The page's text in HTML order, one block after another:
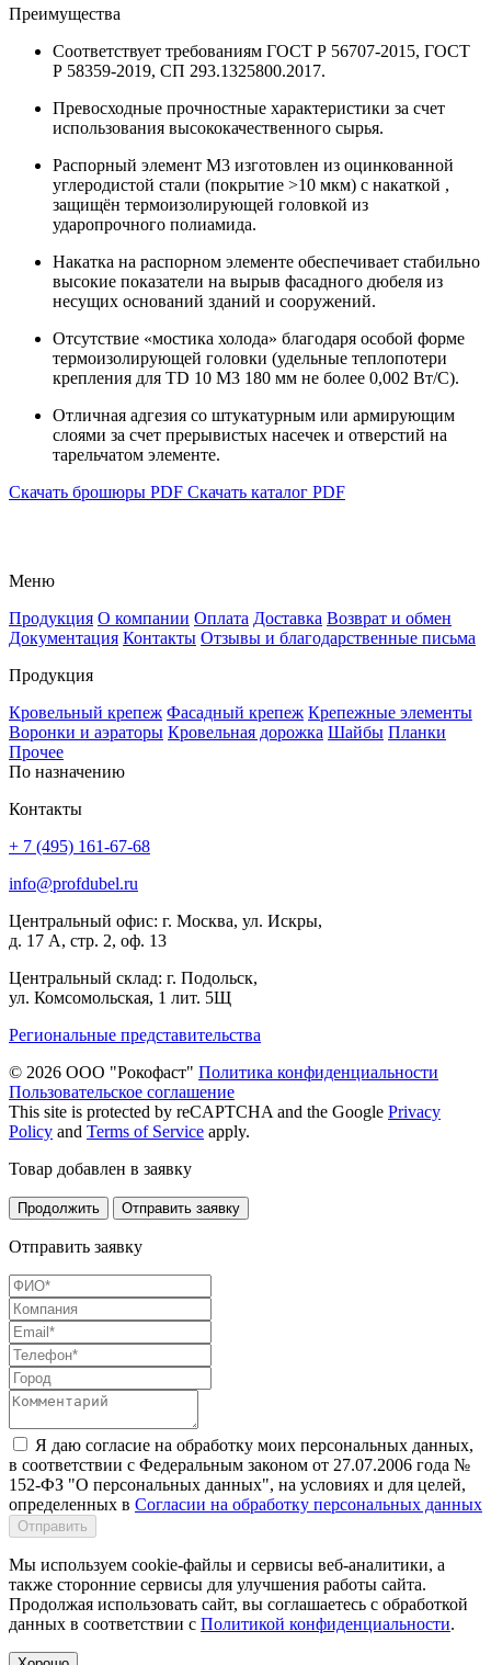
Преимущества
Соответствует требованиям ГОСТ Р 56707-2015, ГОСТ
Р 58359-2019, СП 293.1325800.2017.
Превосходные прочностные характеристики за счет
использования высококачественного сырья.
Распорный элемент М3 изготовлен из оцинкованной
углеродистой стали (покрытие >10 мкм) с накаткой ,
защищён термоизолирующей головкой из
ударопрочного полиамида.
Накатка на распорном элементе обеспечивает стабильно
высокие показатели на вырыв фасадного дюбеля из
несущих оснований зданий и сооружений.
Отсутствие «мостика холода» благодаря особой форме
термоизолирующей головки (удельные теплопотери
крепления для TD 10 M3 180 мм не более 0,002 Вт/C).
Отличная адгезия со штукатурным или армирующим
слоями за счет прерывистых насечек и отверстий на
тарельчатом элементе.
Скачать брошюры PDF Скачать каталог PDF
Меню
Продукция О компании Оплата Доставка Возврат и обмен
Документация Контакты Отзывы и благодарственные письма
Продукция
Кровельный крепеж Фасадный крепеж Крепежные элементы
Воронки и аэраторы Кровельная дорожка Шайбы Планки
Прочее
По назначению
Контакты
+ 7 (495) 161-67-68
info@profdubel.ru
Центральный офис: г. Москва, ул. Искры,
д. 17 А, стр. 2, оф. 13
Центральный склад: г. Подольск,
ул. Комсомольская, 1 лит. 5Щ
Региональные представительства
© 2026 ООО "Рокофаст" Политика конфиденциальности
Пользовательское соглашение
This site is protected by reCAPTCHA and the Google Privacy
Policy and Terms of Service apply.
Товар добавлен в заявку
Продолжить Отправить заявку
Отправить заявку
Я даю согласие на обработку моих персональных данных,
в соответствии с Федеральным законом от 27.07.2006 года №
152-ФЗ "О персональных данных", на условиях и для целей,
определенных в Согласии на обработку персональных данных
Отправить
Мы используем cookie-файлы и сервисы веб-аналитики, а
также сторонние сервисы для улучшения работы сайта.
Продолжая использовать сайт, вы соглашаетесь с обработкой
данных в соответствии с Политикой конфиденциальности.